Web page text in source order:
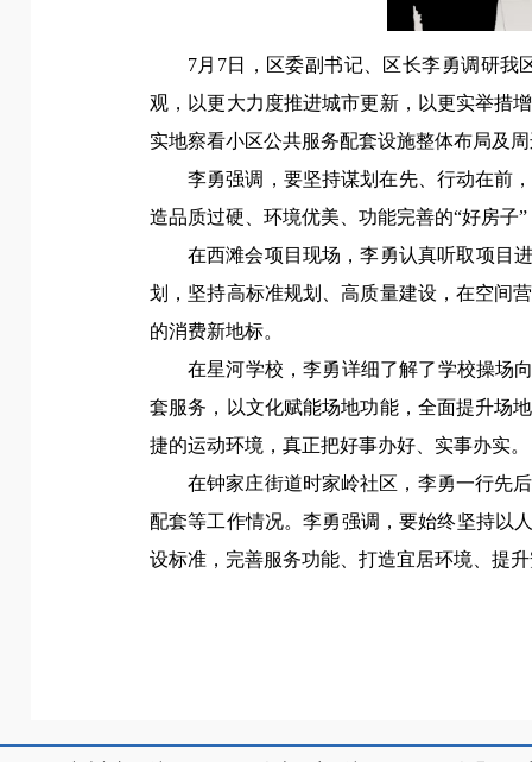
7月7日， 区委副书记、区长李勇调研我
观，以更大力度推进城市更新，以更实举措
实地察看小区公共服务配套设施整体布局及
李勇强调， 要坚持谋划在先、行动在前
造品质过硬、环境优美、功能完善的“好房子
在西滩会项目现场，李勇认真听取项目
划，坚持高标准规划、高质量建设，在空间
的消费新地标。‌‌
在星河学校，李勇详细了解了学校操场
套服务，以文化赋能场地功能，全面提升场
捷的运动环境，真正把好事办好、实事办实。
在钟家庄街道时家岭社区，李勇一行先
配套等工作情况。李勇强调，要始终坚持以
设标准，完善服务功能、打造宜居环境、提